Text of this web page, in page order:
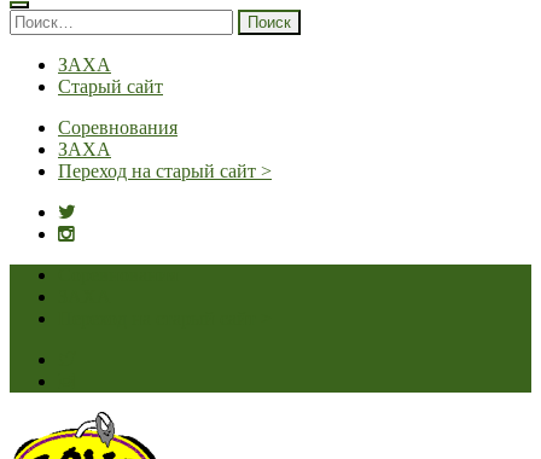
Найти:
ЗАХА
Старый сайт
Соревнования
ЗАХА
Переход на старый сайт >